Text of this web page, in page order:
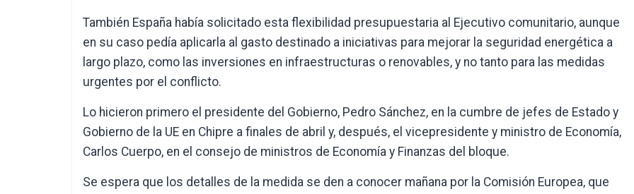
También España había solicitado esta flexibilidad presupuestaria al Ejecutivo comunitario, aunque
en su caso pedía aplicarla al gasto destinado a iniciativas para mejorar la seguridad energética a
largo plazo, como las inversiones en infraestructuras o renovables, y no tanto para las medidas
urgentes por el conflicto.
Lo hicieron primero el presidente del Gobierno, Pedro Sánchez, en la cumbre de jefes de Estado y
Gobierno de la UE en Chipre a finales de abril y, después, el vicepresidente y ministro de Economía,
Carlos Cuerpo, en el consejo de ministros de Economía y Finanzas del bloque.
Se espera que los detalles de la medida se den a conocer mañana por la Comisión Europea, que